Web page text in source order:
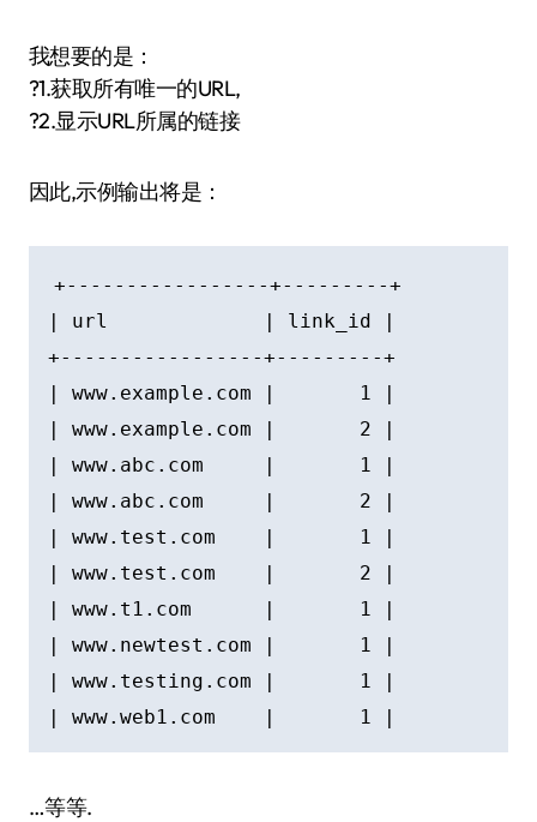
我想要的是：
?1.获取所有唯一的URL,
?2.显示URL所属的链接
因此,示例输出将是：
+-----------------+---------+
| url             | link_id |
+-----------------+---------+
| www.example.com |       1 |
| www.example.com |       2 |
| www.abc.com     |       1 |
| www.abc.com     |       2 |
| www.test.com    |       1 |
| www.test.com    |       2 |
| www.t1.com      |       1 |
| www.newtest.com |       1 |
| www.testing.com |       1 |
…等等.